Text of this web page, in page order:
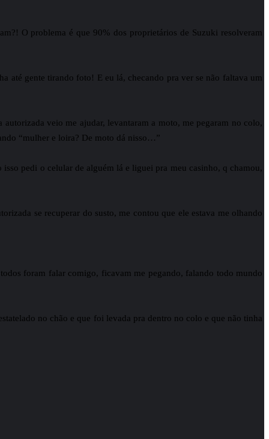
O problema é que 90% dos proprietários de Suzuki resolveram
até gente tirando foto! E eu lá, checando pra ver se não faltava um
veio me ajudar, levantaram a moto, me pegaram no colo,
“mulher e loira? De moto dá nisso…”
pedi o celular de alguém lá e liguei pra meu casinho, q chamou,
se recuperar do susto, me contou que ele estava me olhando
foram falar comigo, ficavam me pegando, falando todo mundo
no chão e que foi levada pra dentro no colo e que não tinha